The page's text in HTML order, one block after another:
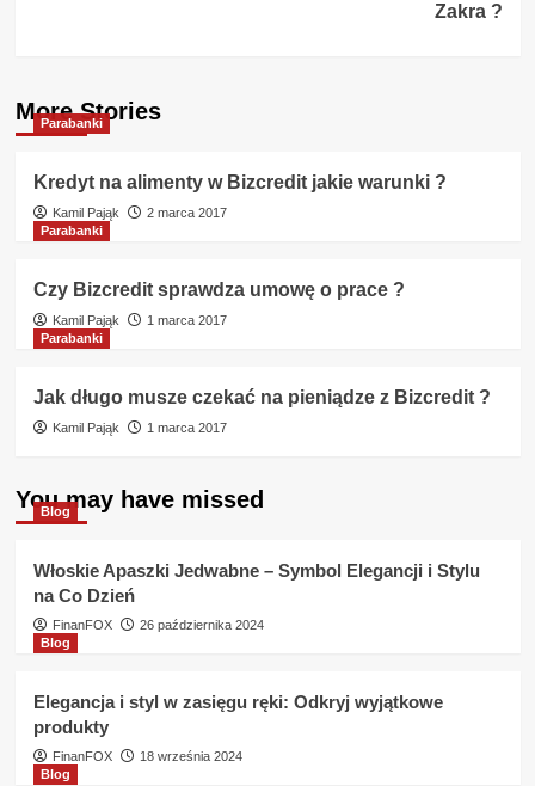
Zakra ?
More Stories
Parabanki
Kredyt na alimenty w Bizcredit jakie warunki ?
Kamil Pająk
2 marca 2017
Parabanki
Czy Bizcredit sprawdza umowę o prace ?
Kamil Pająk
1 marca 2017
Parabanki
Jak długo musze czekać na pieniądze z Bizcredit ?
Kamil Pająk 1 marca 2017
You may have missed
Blog
Włoskie Apaszki Jedwabne – Symbol Elegancji i Stylu
na Co Dzień
FinanFOX
26 października 2024
Blog
Elegancja i styl w zasięgu ręki: Odkryj wyjątkowe
produkty
FinanFOX
18 września 2024
Blog